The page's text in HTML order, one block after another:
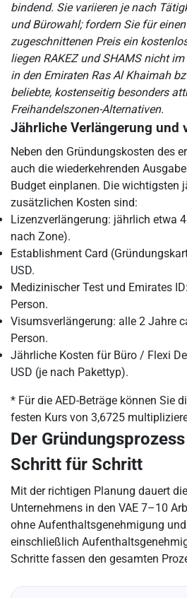
bindend. Sie variieren je nach
und Bürowahl; fordern Sie für
zugeschnittenen Preis ein
liegen RAKEZ und SHAMS nicht
in den Emiraten Ras Al Khaimah
beliebte, kostenseitig besonders
Freihandelszonen-Alternativen.
Jährliche Verlängerung und
Neben den Gründungskosten des
auch die wiederkehrenden
Budget einplanen. Die wichtigsten
zusätzlichen Kosten sind:
Lizenzverlängerung: jährlich etwa
nach Zone).
Establishment Card
USD.
Medizinischer Test und Emirates
Person.
Visumsverlängerung: alle 2 Jahre
Person.
Jährliche Kosten für Büro / Flexi
USD (je nach Pakettyp).
* Für die AED-Beträge können Sie
festen Kurs von 3,6725
Der
Schritt für Schritt
Mit der richtigen Planung dauert
Unternehmens in den VAE 7–10
ohne Aufenthaltsgenehmigung
einschließlich
Schritte fassen den gesamten